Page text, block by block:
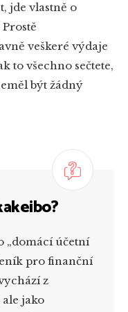
jde vlastně o
veškeré výdaje
to všechno sečtete,
být žádný
„domácí účetní
pro finanční
z
jako